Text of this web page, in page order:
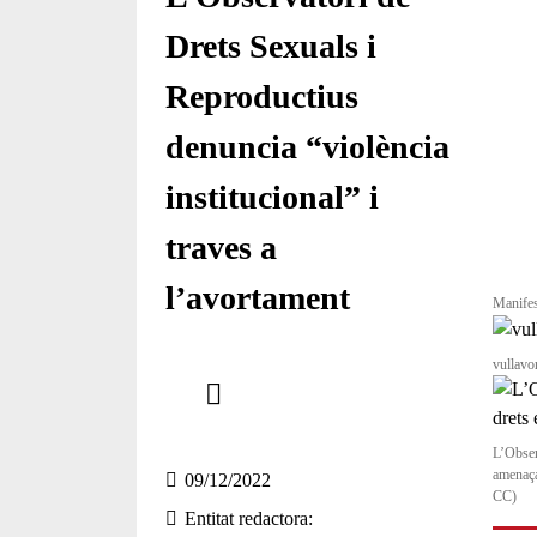
Drets Sexuals i
Reproductius
denuncia “violència
institucional” i
traves a
l’avortament
09/12/2022
Entitat redactora
CC)